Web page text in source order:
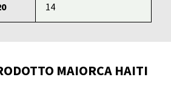
14
MAIORCA HAITI